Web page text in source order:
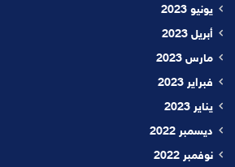
يونيو 2023
أبريل 2023
مارس 2023
فبراير 2023
يناير 2023
ديسمبر 2022
نوفمبر 2022